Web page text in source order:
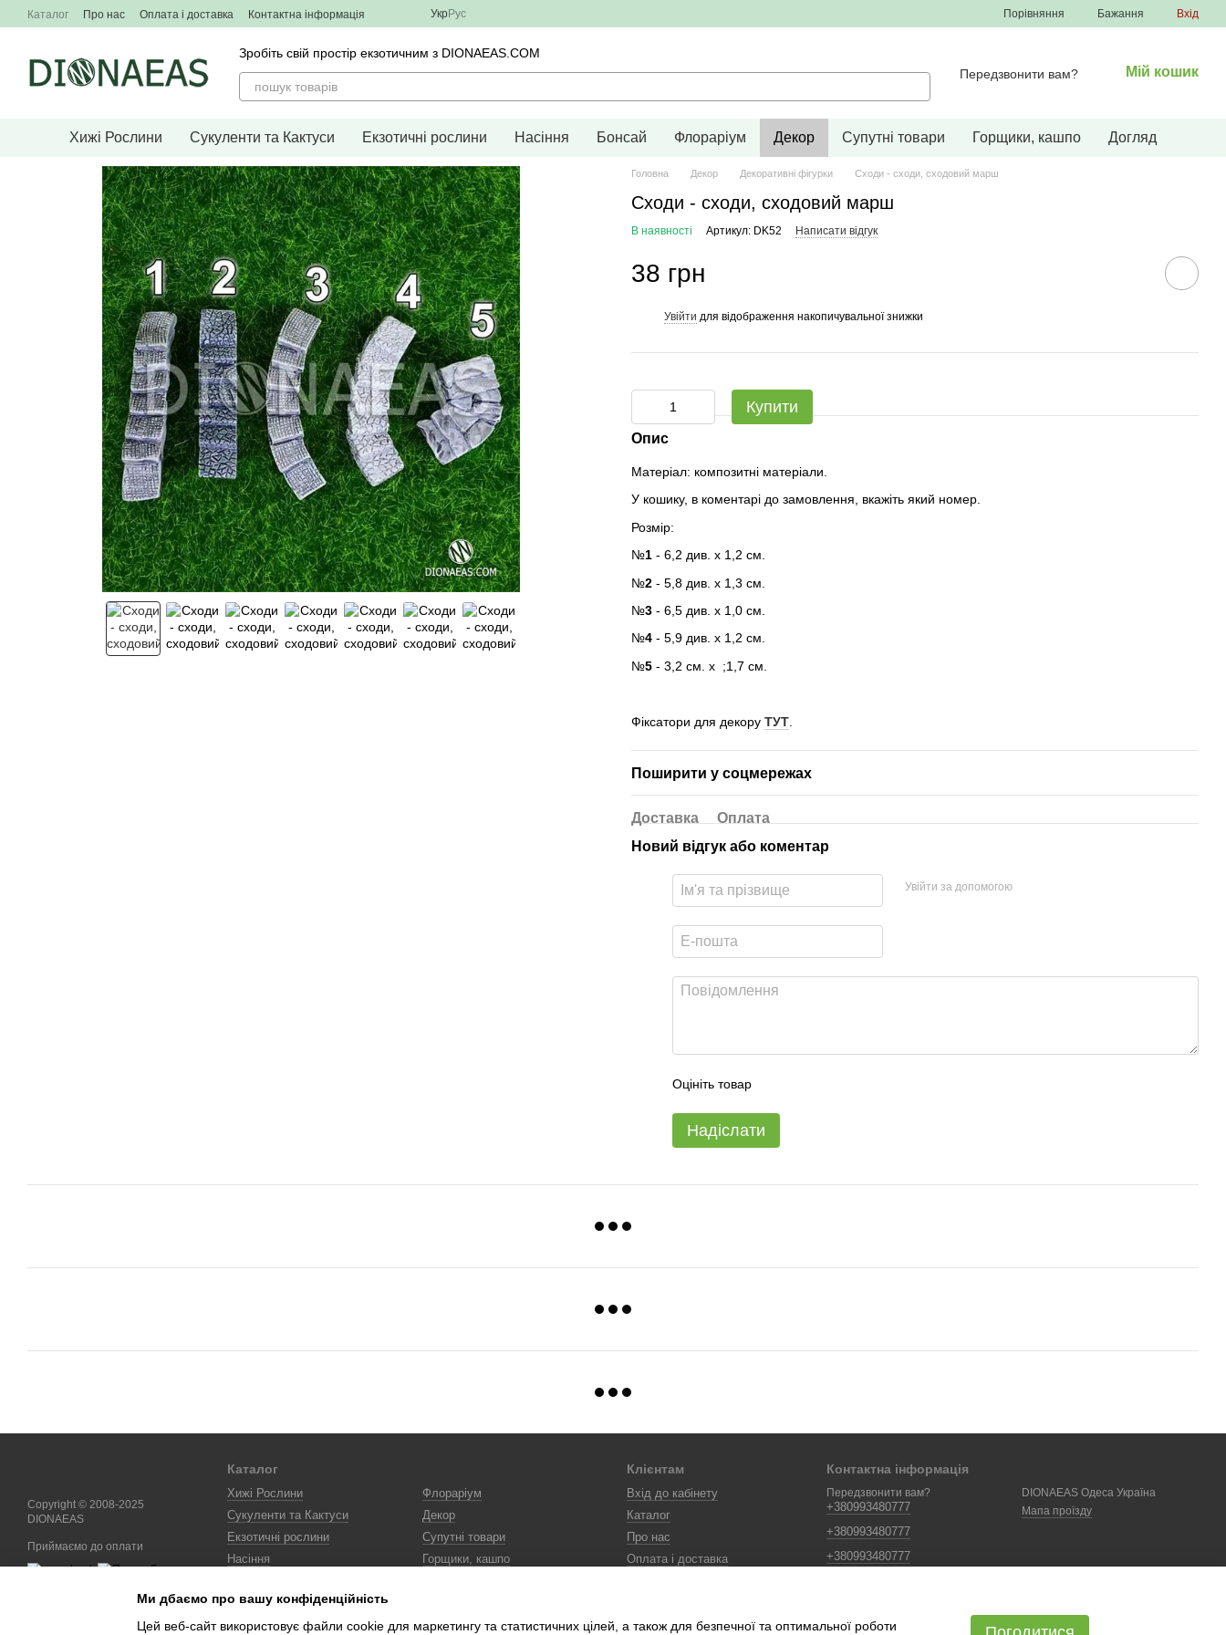
Перейти до основного контенту
Каталог Про нас Оплата і доставка Контактна інформація УкрРус Порівняння Бажання Вхід
Зробіть свій простір екзотичним з DIONAEAS.COM
Передзвонити вам?
Мій кошик
Хижі Рослини Сукуленти та Кактуси Екзотичні рослини Насіння Бонсай Флораріум Декор Супутні товари Горщики, кашпо Догляд
Головна Декор Декоративні фігурки Сходи - сходи, сходовий марш
Сходи - сходи, сходовий марш
В наявності Артикул: DK52 Написати відгук
38 грн
Увійти для відображення накопичувальної знижки
Купити
Опис
Матеріал: композитні матеріали.
У кошику, в коментарі до замовлення, вкажіть який номер.
Розмір:
№1 - 6,2 див. х 1,2 см.
№2 - 5,8 див. х 1,3 см.
№3 - 6,5 див. х 1,0 см.
№4 - 5,9 див. х 1,2 см.
№5 - 3,2 см. х ;1,7 см.
Фіксатори для декору ТУТ
Поширити у соцмережах
Доставка
Оплата
Новий відгук або коментар
Увійти за допомогою
Оцініть товар
Надіслати
Copyright © 2008-2025
DIONAEAS
Приймаємо до оплати
Каталог
Хижі Рослини
Сукуленти та Кактуси
Екзотичні рослини
Насіння
Флораріум
Декор
Супутні товари
Горщики, кашпо
Клієнтам
Вхід до кабінету
Каталог
Про нас
Оплата і доставка
Контактна інформація
Передзвонити вам?
+380993480777
+380993480777
+380993480777
DIONAEAS Одеса Україна
Мапа проїзду
Ми дбаємо про вашу конфіденційність
Цей веб-сайт використовує файли cookie для маркетингу та статистичних цілей, а також для безпечної та оптимальної роботи